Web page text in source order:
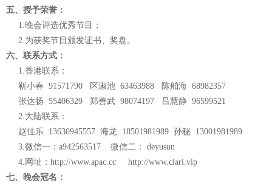
五、授予荣誉：
1.晚会评选优秀节目；
2.为获奖节目颁发证书、奖盘。
六、联系方式：
1.香港联系：
靳小春 91571790 区淑池 63463988 陈舶海 68982357
张达扬 55406329 郑善武 98074197 吕慧静 96599521
2.大陆联系：
赵佳乐 13630945557 海龙 18501981989 孙秘 13001981989
3.微信一：a942563517 微信二： deyusun
4.网址： http://www.apac.cc
http://www.clari.vip
七、晚会冠名：